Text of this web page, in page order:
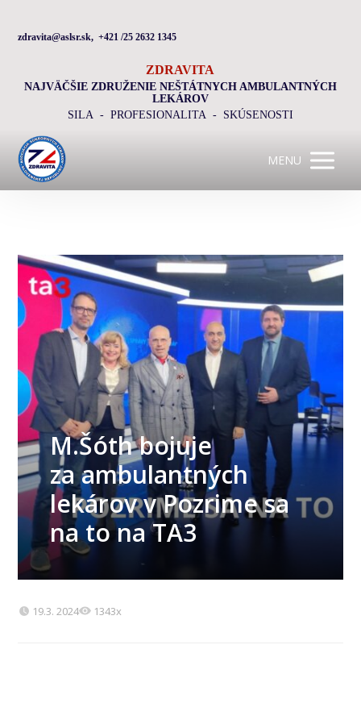
zdravita@aslsr.sk, +421 /25 2632 1345
ZDRAVITA
NAJVÄČŠIE ZDRUŽENIE NEŠTÁTNYCH AMBULANTNÝCH
LEKÁROV
SILA - PROFESIONALITA - SKÚSENOSTI
MENU
M.Šóth bojuje
za ambulantných
lekárov v Pozrime sa
na to na TA3
19.3. 2024 1343x